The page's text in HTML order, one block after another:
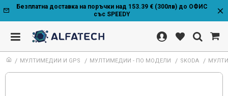
Безплатна доставка на поръчки над 153.39 € (300лв) до ОФИС
със SPEEDY
МУЛТИМЕДИИ И GPS МУЛТИМЕДИИ - ПО МОДЕЛИ SKODA